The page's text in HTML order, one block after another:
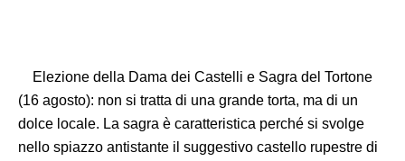
Elezione della Dama dei Castelli e Sagra del Tortone
(16 agosto): non si tratta di una grande torta, ma di un
dolce locale. La sagra è caratteristica perché si svolge
nello spiazzo antistante il suggestivo castello rupestre di